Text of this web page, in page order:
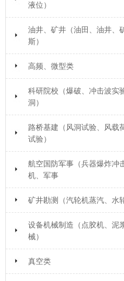
液位）
油井、矿井（油田、油井、
斯）
高频、微型类
科研院校（爆破、冲击波实
洞）
路桥基建（风洞试验、风载
试验）
航空国防军事（兵器爆炸冲
机、军事
矿井勘测（汽轮机蒸汽、水
设备机械制造（点胶机、泥
械）
真空类